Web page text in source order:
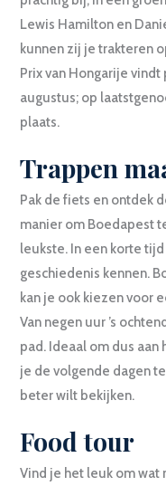
Lewis Hamilton en
kunnen zij je trakteren
Prix van Hongarije vindt
augustus; op
plaats.
Trappen
Pak de fiets en ontdek
manier om Boedapest
leukste. In een korte
geschiedenis kennen.
kan je ook kiezen voor
Van negen uur ’s
pad. Ideaal om dus
je de volgende dagen
beter wilt bekijken.
Food tour
Vind je het leuk om